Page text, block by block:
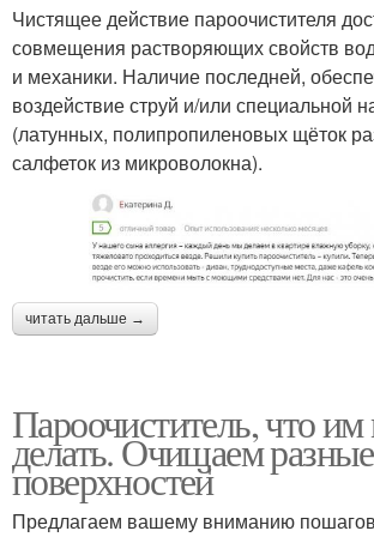
Чистящее действие пароочистителя
совмещения растворяющих свойств
и механики. Наличие последней,
воздействие струй и/или специальной
(латунных, полипропиленовых щёток
салфеток из микроволокна).
читать дальше →
Пароочиститель, что
делать. Очищаем
поверхностей
Предлагаем вашему вниманию